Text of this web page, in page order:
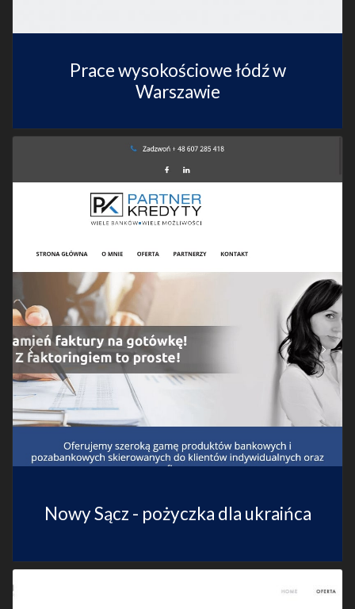
Prace wysokościowe łódź w
Warszawie
Nowy Sącz - pożyczka dla ukraińca